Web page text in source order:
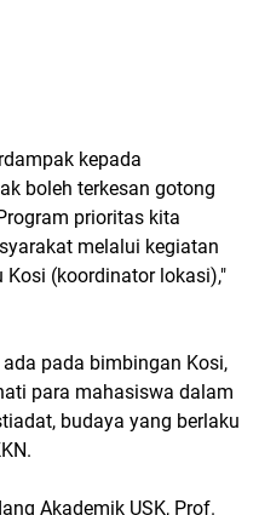
kepada
boleh terkesan gotong
prioritas kita
melalui kegiatan
(koordinator lokasi),"
pada bimbingan Kosi,
para mahasiswa dalam
budaya yang berlaku
Akademik USK, Prof.